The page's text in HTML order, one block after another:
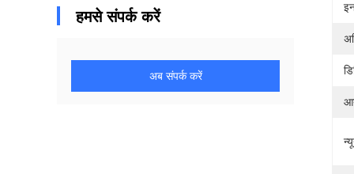
हमसे संपर्क करें
अब संपर्क करें